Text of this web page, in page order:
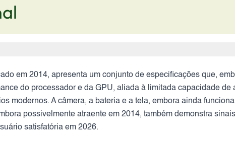
em 2014, apresenta um conjunto de especificações que,
do processador e da GPU, aliada à limitada capacidade
modernos. A câmera, a bateria e a tela, embora ainda
possivelmente atraente em 2014, também demonstra
satisfatória em 2026.